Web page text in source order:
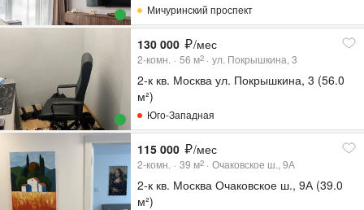
Мичуринский проспект
130 000 /мес
2-комн. 56 м2 ул. Покрышкина, 3
2-к кв. Москва ул. Покрышкина, 3 (56.0
м²)
Юго-Западная
115 000 /мес
2-комн. 39 м2 Очаковское ш., 9А
2-к кв. Москва Очаковское ш., 9А (39.0
м²)